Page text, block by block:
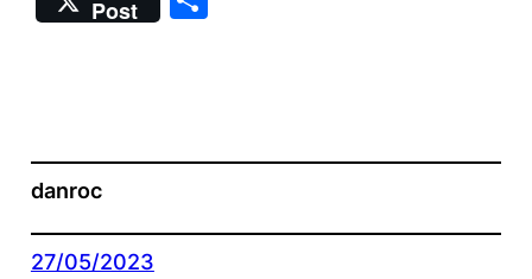
Post
danroc
27/05/2023